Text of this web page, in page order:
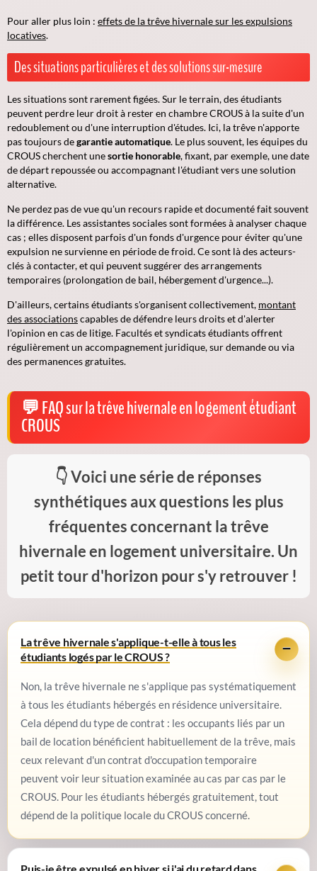
Pour aller plus loin : effets de la trêve hivernale sur les expulsions
locatives.
Des situations particulières et des solutions sur-mesure
Les situations sont rarement figées. Sur le terrain, des étudiants
peuvent perdre leur droit à rester en chambre CROUS à la suite d'un
redoublement ou d'une interruption d'études. Ici, la trêve n'apporte
pas toujours degarantie automatique. Le plus souvent, les équipes du
CROUS cherchent unesortie honorable, fixant, par exemple, une date
de départ repoussée ou accompagnant l'étudiant vers une solution
alternative.
Ne perdez pas de vue qu'un recours rapide et documenté fait souvent
la différence. Les assistantes sociales sont formées à analyser chaque
cas ; elles disposent parfois d'un fonds d'urgence pour éviter qu'une
expulsion ne survienne en période de froid. Ce sont là des acteurs-
clés à contacter, et qui peuvent suggérer des arrangements
temporaires (prolongation de bail, hébergement d'urgence...).
D'ailleurs, certains étudiants s'organisent collectivement, montant
des associationscapables de défendre leurs droits et d'alerter
l'opinion en cas de litige. Facultés et syndicats étudiants offrent
régulièrement un accompagnement juridique, sur demande ou via
des permanences gratuites.
FAQ sur la trêve hivernale en logement étudiant
CROUS
Voici une série de réponses
synthétiques aux questions les plus
fréquentes concernant latrêve
hivernale en logement universitaire. Un
petit tour d'horizon pour s'y retrouver !
La trêve hivernale s'applique-t-elle à tous les
étudiants logés par le CROUS ?
Non, la trêve hivernale ne s'applique pas systématiquement
à tous les étudiants hébergés en résidence universitaire.
Cela dépend du type de contrat : les occupants liés par un
bail de location bénéficient habituellement de la trêve, mais
ceux relevant d'un contrat d'occupation temporaire
peuvent voir leur situation examinée au cas par cas par le
CROUS. Pour les étudiants hébergés gratuitement, tout
dépend de la politique locale du CROUS concerné.
Puis-je être expulsé en hiver si j'ai du retard dans